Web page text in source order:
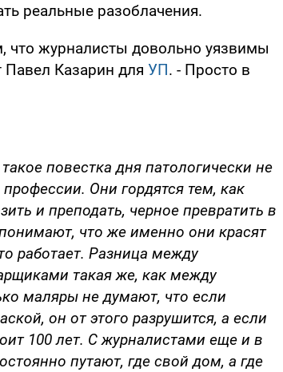
реальные разоблачения.
что журналисты довольно уязвимы
Казарин для УП. - Просто в
повестка дня патологически не
Они гордятся тем, как
и преподать, черное превратить в
что же именно они красят
работает. Разница между
такая же, как между
маляры не думают, что если
он от этого разрушится, а если
100 лет. С журналистами еще и в
путают, где свой дом, а где